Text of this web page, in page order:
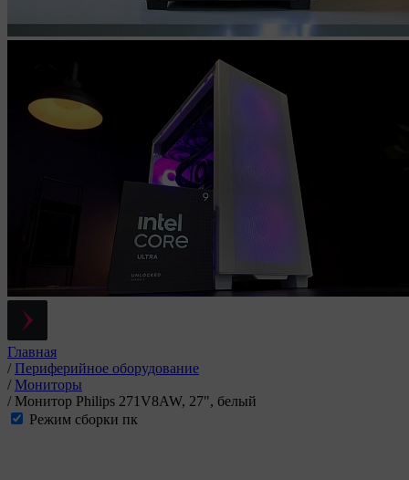
Главная
/ Периферийное оборудование
/ Мониторы
/ Монитор Philips 271V8AW, 27", белый
Режим сборки пк